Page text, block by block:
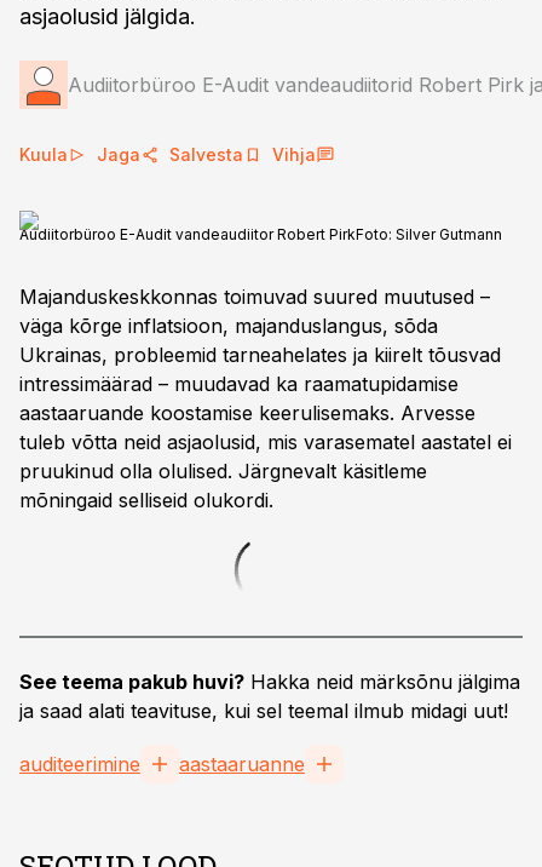
asjaolusid jälgida.
Audiitorbüroo E-Audit vandeaudiitorid Robert Pirk
Kuula Jaga Salvesta Vihja
Audiitorbüroo E-Audit vandeaudiitor Robert PirkFoto: Silver Gutmann
Majanduskeskkonnas toimuvad suured muutused –
väga kõrge inflatsioon, majanduslangus, sõda
Ukrainas, probleemid tarneahelates ja kiirelt tõusvad
intressimäärad – muudavad ka raamatupidamise
aastaaruande koostamise keerulisemaks. Arvesse
tuleb võtta neid asjaolusid, mis varasematel aastatel ei
pruukinud olla olulised. Järgnevalt käsitleme
mõningaid selliseid olukordi.
See teema pakub huvi? Hakka neid märksõnu jälgima
ja saad alati teavituse, kui sel teemal ilmub midagi uut!
auditeerimine aastaaruanne